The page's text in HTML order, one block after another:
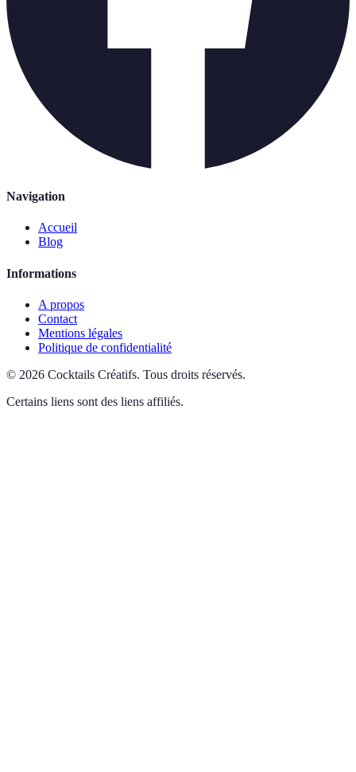
Navigation
Accueil
Blog
Informations
A propos
Contact
Mentions légales
Politique de confidentialité
© 2026 Cocktails Créatifs. Tous droits réservés.
Certains liens sont des liens affiliés.